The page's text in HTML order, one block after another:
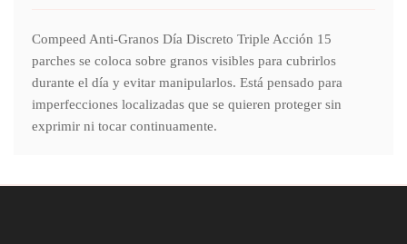
Compeed Anti-Granos Día Discreto Triple Acción 15
parches se coloca sobre granos visibles para cubrirlos
durante el día y evitar manipularlos. Está pensado para
imperfecciones localizadas que se quieren proteger sin
exprimir ni tocar continuamente.